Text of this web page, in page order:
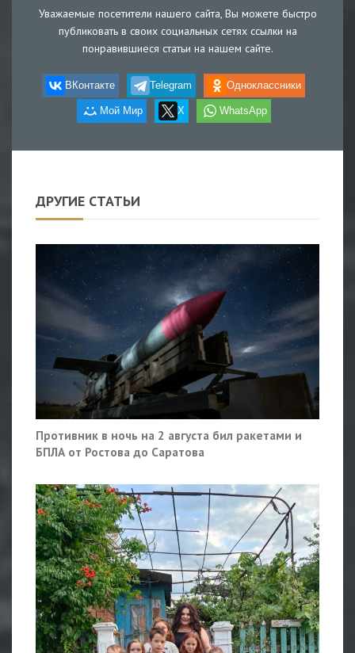
Уважаемые посетители нашего сайта, Вы можете быстро
публиковать в своих социальных сетях ссылки на
понравившиеся статьи на нашем сайте.
ВКонтакте Telegram Одноклассники
Мой Мир X WhatsApp
ДРУГИЕ СТАТЬИ
Противник в ночь на 2 августа бил ракетами и
БПЛА от Ростова до Саратова